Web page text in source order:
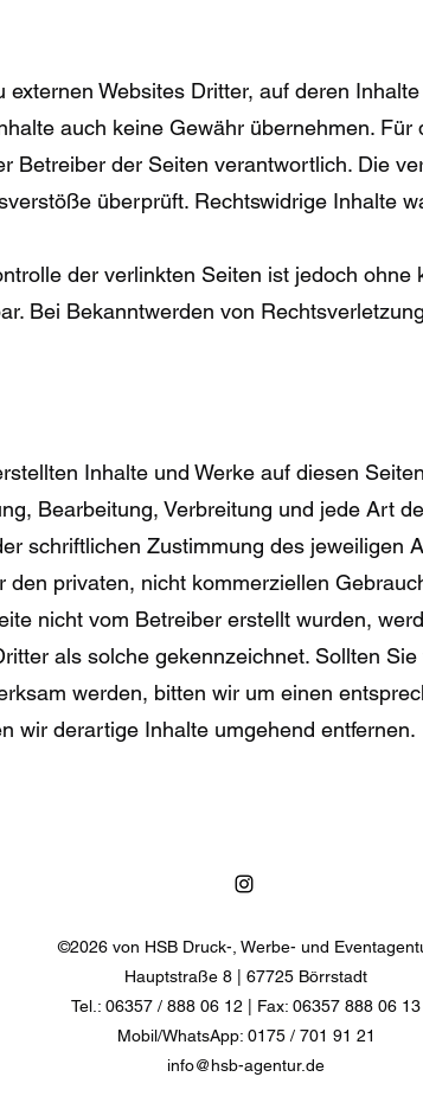
Websites Dritter, auf deren
auch keine Gewähr übernehmen.
Betreiber der Seiten verantwortlich. Die
überprüft. Rechtswidrige Inhalte
der verlinkten Seiten ist jedoch ohne
Bei Bekanntwerden von
Inhalte und Werke auf diesen
Bearbeitung, Verbreitung und jede Art
schriftlichen Zustimmung des jeweiligen
den privaten, nicht kommerziellen
nicht vom Betreiber erstellt wurden,
als solche gekennzeichnet. Sollten
werden, bitten wir um einen
wir derartige Inhalte umgehend entfernen.
©2026 von HSB Druck-, Werbe- und
Hauptstraße 8 | 67725 Börrstadt
Tel.: 06357 / 888 06 12 | Fax: 06357 888 06 13
Mobil/WhatsApp: 0175 / 701 91 21
info@hsb-agentur.de